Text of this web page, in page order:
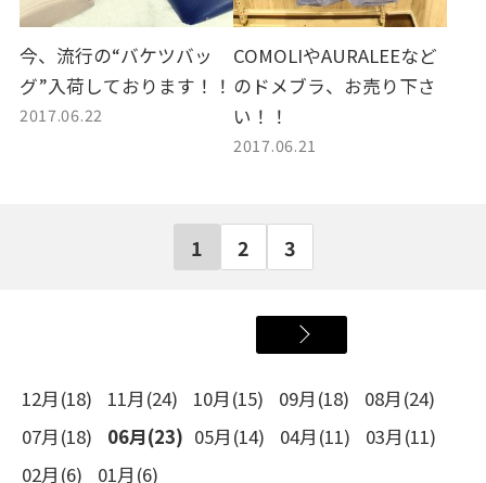
今、流行の“バケツバッ
グ”入荷しております！！
2017.06.22
COMOLIやAURALEEなど
のドメブラ、お売り下さ
い！！
2017.06.21
1 2 3
12月(18) 11月(24) 10月(15) 09月(18)
08月(24)
07月(18)
06月(23) 05月(14) 04月(11)
03月(11)
02月(6)
01月(6)